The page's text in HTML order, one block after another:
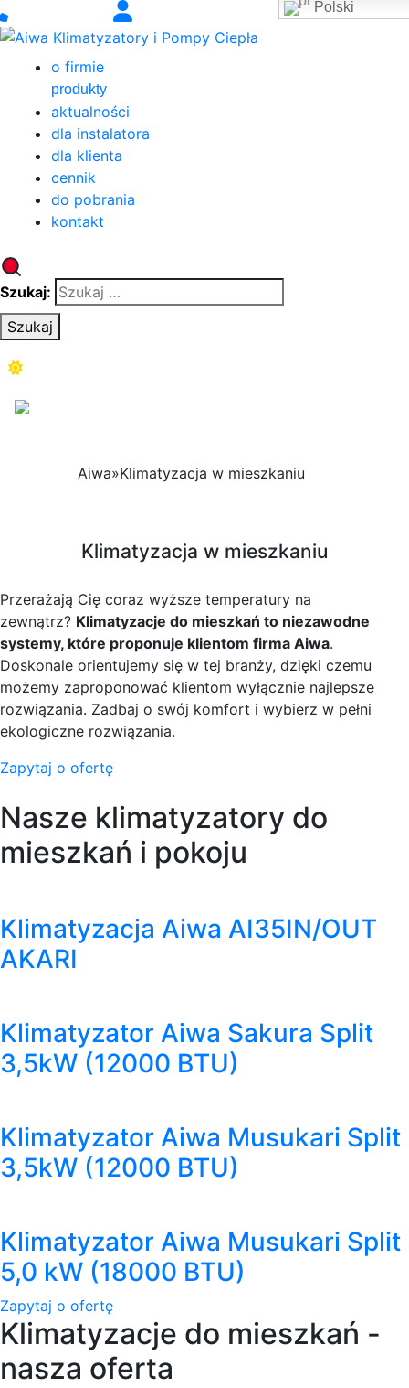
Polski
o firmie
produkty
aktualności
dla instalatora
dla klienta
cennik
do pobrania
kontakt
Szukaj:
Szukaj
Aiwa»Klimatyzacja w mieszkaniu
Klimatyzacja w mieszkaniu
Przerażają Cię coraz wyższe temperatury na
zewnątrz? Klimatyzacje do mieszkań to niezawodne
systemy, które proponuje klientom firma Aiwa.
Doskonale orientujemy się w tej branży, dzięki czemu
możemy zaproponować klientom wyłącznie najlepsze
rozwiązania. Zadbaj o swój komfort i wybierz w pełni
ekologiczne rozwiązania.
Zapytaj o ofertę
Nasze klimatyzatory do
mieszkań i pokoju
Klimatyzacja Aiwa AI35IN/OUT
AKARI
Klimatyzator Aiwa Sakura Split
3,5kW (12000 BTU)
Klimatyzator Aiwa Musukari Split
3,5kW (12000 BTU)
Klimatyzator Aiwa Musukari Split
5,0 kW (18000 BTU)
Zapytaj o ofertę
Klimatyzacje do mieszkań -
nasza oferta